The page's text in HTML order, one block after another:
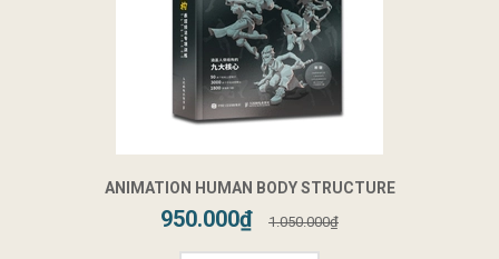
ANIMATION HUMAN BODY STRUCTURE
950.000₫ 1.050.000₫